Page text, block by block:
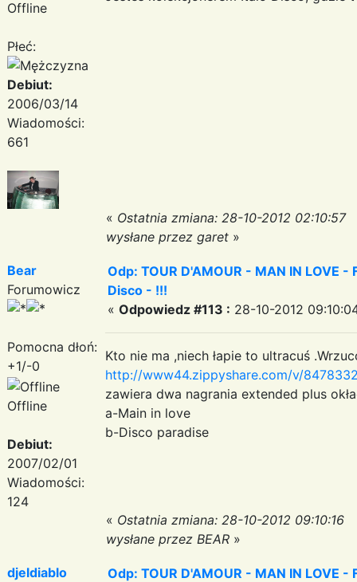
Offline
Płeć:
Debiut:
2006/03/14
Wiadomości:
661
« Ostatnia zmiana: 28-10-2012 02:10:57
wysłane przez garet »
Bear
Forumowicz
Pomocna dłoń:
+1/-0
Offline
Debiut:
2007/02/01
Wiadomości:
124
Odp: TOUR D'AMOUR - MAN IN LOVE
Disco - !!!
« Odpowiedz #113 : 28-10-2012
Kto nie ma ,niech łapie to ultracuś
http://www44.zippyshare.com/v/
zawiera dwa nagrania extended plus
a-Main in love
b-Disco paradise
« Ostatnia zmiana: 28-10-2012 09:10:16
wysłane przez BEAR »
djeldiablo
Odp: TOUR D'AMOUR - MAN IN LOVE